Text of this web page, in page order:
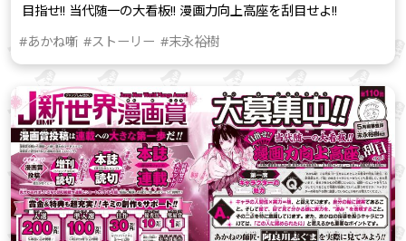
目指せ!! 当代随一の大看板!! 漫画力向上高座を刮目せよ!!
#あかね噺 #ストーリー #末永裕樹